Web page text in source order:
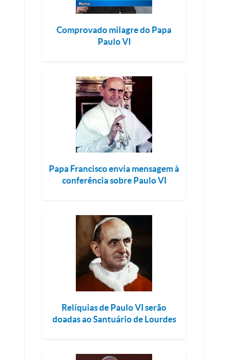
Comprovado milagre do Papa
Paulo VI
Papa Francisco envia mensagem à
conferência sobre Paulo VI
Relíquias de Paulo VI serão
doadas ao Santuário de Lourdes